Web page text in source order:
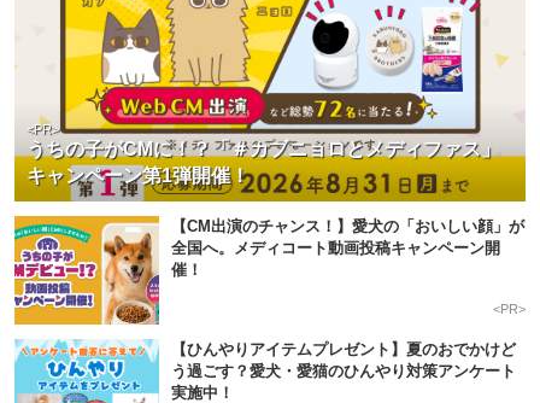
うちの子がCMに！？「＃カブニョロとメディファス」
キャンペーン第1弾開催！
<PR>
【CM出演のチャンス！】愛犬の「おいしい顔」が
全国へ。メディコート動画投稿キャンペーン開
催！
<PR>
【ひんやりアイテムプレゼント】夏のおでかけど
う過ごす？愛犬・愛猫のひんやり対策アンケート
実施中！
PECOアプリをダウンロード済みの方